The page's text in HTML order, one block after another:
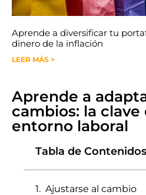
Aprende a diversificar tu
dinero de la inflación
LEER MÁS >
Aprende a
cambios: la
entorno laboral
Tabla de
Ajustarse al cambio